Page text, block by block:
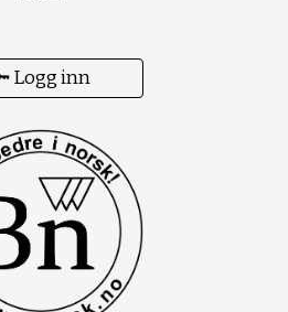
Logg inn